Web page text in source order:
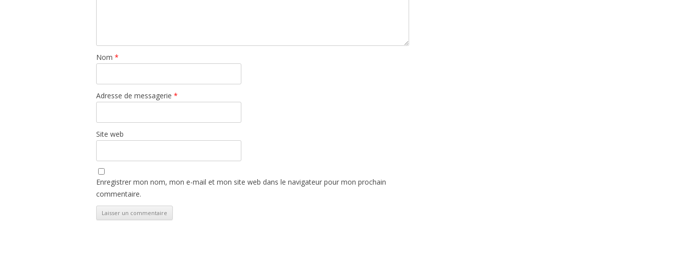
Nom *
Adresse de messagerie *
Site web
Enregistrer mon nom, mon e-mail et mon site web dans le navigateur pour mon prochain
commentaire.